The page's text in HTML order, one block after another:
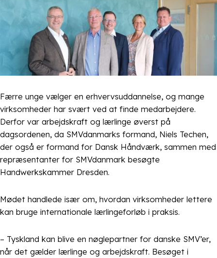
Færre unge vælger en erhvervsuddannelse, og mange
virksomheder har svært ved at finde medarbejdere.
Derfor var arbejdskraft og lærlinge øverst på
dagsordenen, da SMVdanmarks formand, Niels Techen,
der også er formand for Dansk Håndværk, sammen med
repræsentanter for SMVdanmark besøgte
Handwerkskammer Dresden.
Mødet handlede især om, hvordan virksomheder lettere
kan bruge internationale lærlingeforløb i praksis.
– Tyskland kan blive en nøglepartner for danske SMV’er,
når det gælder lærlinge og arbejdskraft. Besøget i